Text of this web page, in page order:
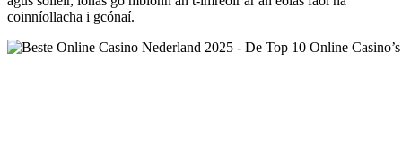
coinníollacha i gcónaí.